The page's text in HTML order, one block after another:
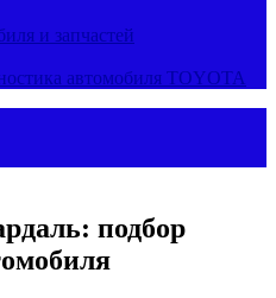
и запчастей
автомобиля TOYOTA
подбор